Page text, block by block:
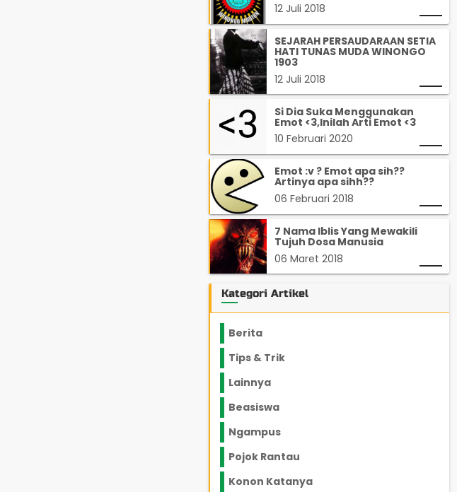
12 Juli 2018
SEJARAH PERSAUDARAAN SETIA
HATI TUNAS MUDA WINONGO
1903
12 Juli 2018
Si Dia Suka Menggunakan
Emot <3,Inilah Arti Emot <3
10 Februari 2020
Emot :v ? Emot apa sih??
Artinya apa sihh??
06 Februari 2018
7 Nama Iblis Yang Mewakili
Tujuh Dosa Manusia
06 Maret 2018
Kategori Artikel
Berita
Tips & Trik
Lainnya
Beasiswa
Ngampus
Pojok Rantau
Konon Katanya